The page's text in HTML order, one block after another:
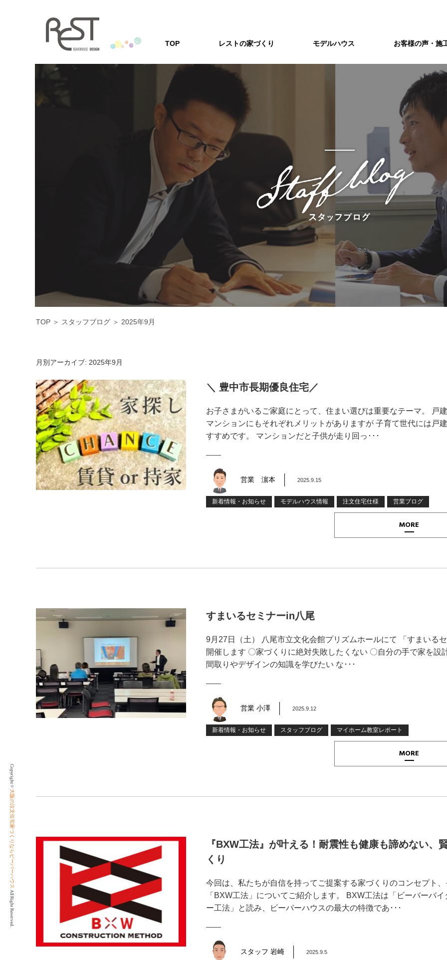
TOP レストの家づくり
レストの家づくり
「安心の耐震・制振構造」を標準装備。
アフターメンテナンス
独自のアフターサービスで、
世代を超えたお付き合いをお約束。
家づくりQ&A
家を建てる方の疑問・ご質問などを
Q&A形式にしてまとめました
注文住宅を建てよう
まずは土地から 敷地環境調査
間取り打ち合わせ
家づくりの流れ
モデルハウス お客様の声・施
ショールーム
藤井寺ショールームのご案内
八尾ショールームのご案内
東三国ショールーム
TOP ＞ スタッフブログ ＞ 2025年9月
月別アーカイブ: 2025年9月
＼ 豊中市長期優良住宅／
お子さまがいるご家庭にとって、住まい選びは重要なテーマ。 戸
マンションにもそれぞれメリットがありますが 子育て世代には戸
すすめです。 マンションだと子供が走り回っ･･･
営業 濵本 2025.9.15
新着情報・お知らせ モデルハウス情報 注文住宅仕様 営業ブログ
MORE
すまいるセミナーin八尾
9月27日（土） 八尾市立文化会館プリズムホールにて 「すまいるセ
開催します 〇家づくりに絶対失敗したくない 〇自分の手で家を設
間取りやデザインの知識を学びたい な･･･
営業 小澤 2025.9.12
新着情報・お知らせ スタッフブログ マイホーム教室レポート
MORE
『BXW工法』が叶える！耐震性も健康も諦めない、
くり
今回は、私たちが自信を持ってご提案する家づくりのコンセプト、
「BXW工法」についてご紹介します。 BXW工法は「ビーバーバイ
ー工法」と読み、ビーバーハウスの最大の特徴であ･･･
スタッフ 岩崎 2025.9.5
Copyright ©
大阪の注文住宅家づくりならビーバーハウス
All Right Reserved.